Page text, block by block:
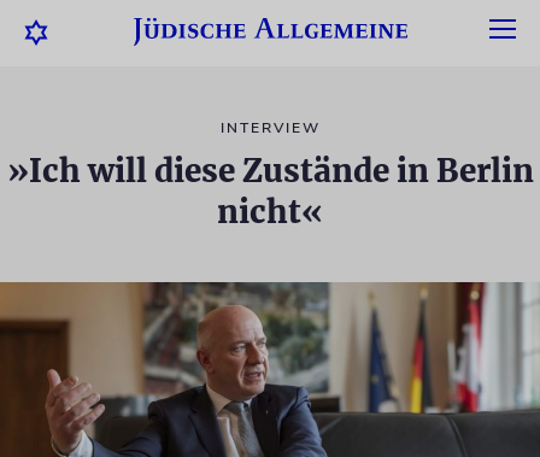
INTERVIEW
»Ich will diese Zustände in Berlin
nicht«